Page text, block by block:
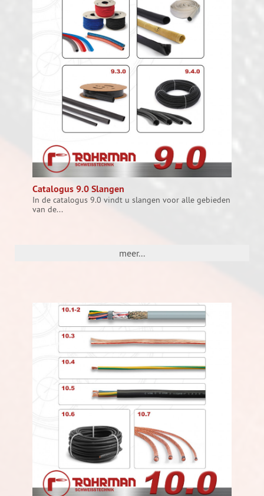
Catalogus 9.0 Slangen
In de catalogus 9.0 vindt u slangen voor alle gebieden
van de...
meer...